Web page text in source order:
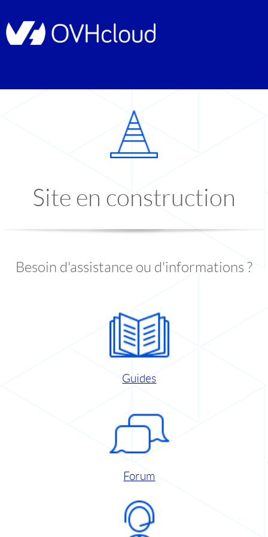
Site en construction
Besoin d'assistance ou d'informations ?
Guides
Forum